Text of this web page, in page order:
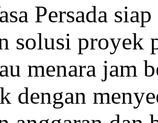
Persada
solusi proyek
menara jam
dengan